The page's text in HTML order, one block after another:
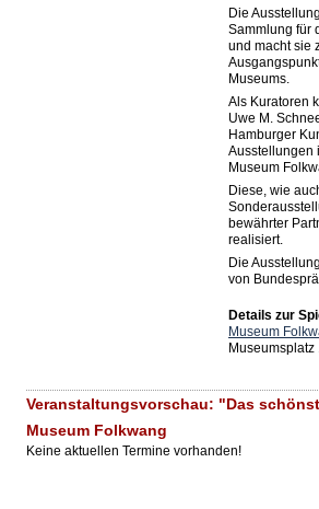
Die
Sammlung für
und macht sie
Museums.
Als Kuratoren
Uwe M.
Hamburger
Ausstellungen
Museum
Diese, wie
bewährter
realisiert.
Die
von
Details zur
Museum
Veranstaltungsvorschau: "Das
Museum Folkwang
Keine aktuellen Termine vorhanden!